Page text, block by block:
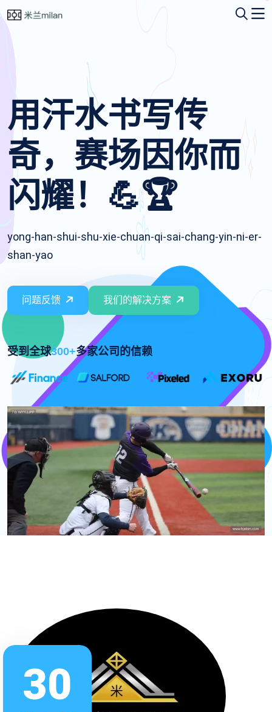
用汗水书写传
奇，赛场因你而
闪耀！💪🏆
yong-han-shui-shu-xie-chuan-qi-sai-chang-yin-ni-er-
shan-yao
问题反馈 我们的解决方案
受到全球300+多家公司的信赖
30